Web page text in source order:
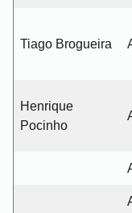
Tiago Brogueira
Henrique
Pocinho